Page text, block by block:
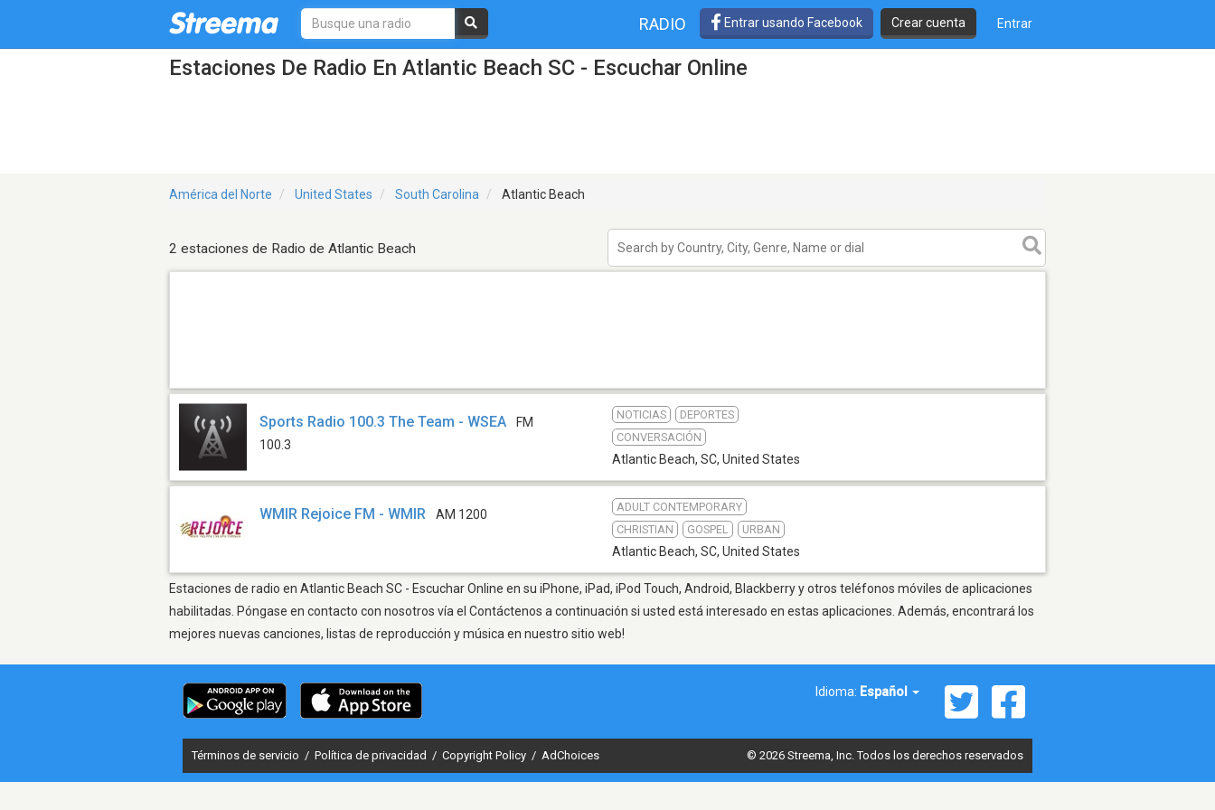
RADIO Entrar usando Facebook Crear cuenta Entrar
Estaciones De Radio En Atlantic Beach SC - Escuchar Online
América del Norte United States South Carolina Atlantic Beach
2 estaciones de Radio de Atlantic Beach
Sports Radio 100.3 The Team - WSEA
FM
100.3
NOTICIAS
DEPORTES
CONVERSACIÓN
Atlantic Beach, SC, United States
WMIR Rejoice FM - WMIR AM 1200
ADULT CONTEMPORARY
CHRISTIAN
GOSPEL URBAN
Atlantic Beach, SC, United States
Estaciones de radio en Atlantic Beach SC - Escuchar Online en su iPhone, iPad, iPod Touch, Android, Blackberry y otros teléfonos móviles de aplicaciones
habilitadas. Póngase en contacto con nosotros vía el Contáctenos a continuación si usted está interesado en estas aplicaciones. Además, encontrará los
mejores nuevas canciones, listas de reproducción y música en nuestro sitio web!
Idioma: Español
Términos de servicio / Política de privacidad / Copyright Policy / AdChoices © 2026 Streema, Inc. Todos los derechos reservados